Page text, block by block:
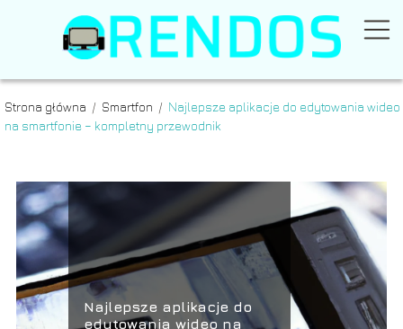
Strona główna / Smartfon / Najlepsze aplikacje do edytowania wideo
na smartfonie – kompletny przewodnik
Najlepsze aplikacje do
edytowania wideo na